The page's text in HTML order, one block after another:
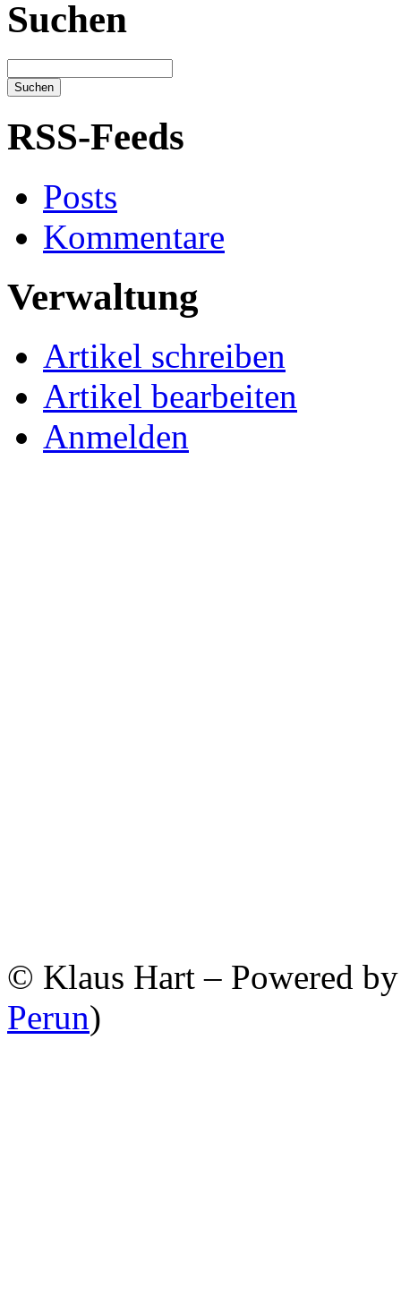
Suchen
RSS-Feeds
Posts
Kommentare
Verwaltung
Artikel schreiben
Artikel bearbeiten
Anmelden
© Klaus Hart – Powered
Perun)